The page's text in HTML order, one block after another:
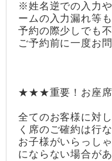
※姓名逆での入力
ームの入力漏れ等
予約の際少しでも
ご予約前に一度お
★★★重要！お座
全てのお客様に対
く席のご確約は行
お子様がいらっし
にならない場合があ